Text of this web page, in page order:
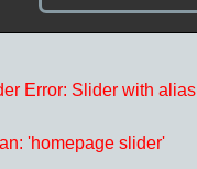
Error: Slider with alias
'homepage slider'